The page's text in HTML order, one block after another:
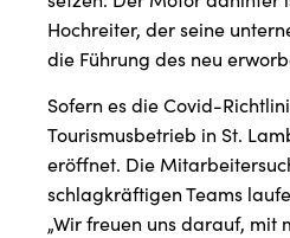
Hochreiter, der seine
die Führung des neu
Sofern es die Covid-
Tourismusbetrieb in St.
eröffnet. Die
schlagkräftigen Teams
„Wir freuen uns darauf,